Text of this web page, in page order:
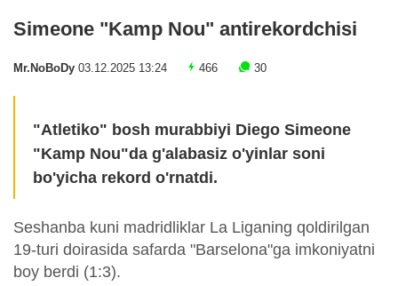
Simeone "Kamp Nou" antirekordchisi
Mr.NoBoDy 03.12.2025 13:24 466 30
"Atletiko" bosh murabbiyi Diego Simeone
"Kamp Nou"da g'alabasiz o'yinlar soni
bo'yicha rekord o'rnatdi.
Seshanba kuni madridliklar La Liganing qoldirilgan
19-turi doirasida safarda "Barselona"ga imkoniyatni
boy berdi (1:3).